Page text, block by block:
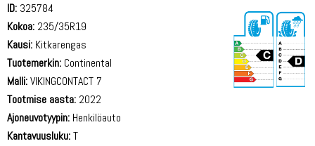
ID: 325784
Kokoa: 235/35R19
Kausi: Kitkarengas
Tuotemerkin: Continental
Malli:VIKINGCONTACT 7
Tootmise aasta: 2022
Ajoneuvotyypin: Henkilöauto
Kantavuusluku:T